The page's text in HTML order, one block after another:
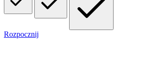
Rozpocznij